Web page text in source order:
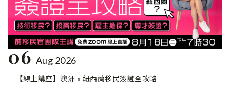
06 Aug 2026
【線上講座】澳洲 x 紐西蘭移民簽證全攻略